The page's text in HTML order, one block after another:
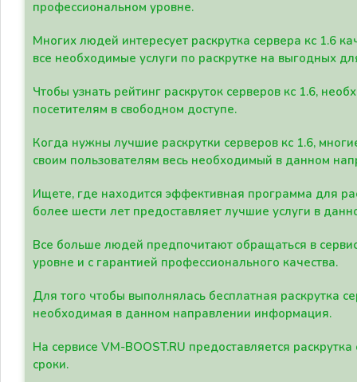
профессиональном уровне.
Многих людей интересует раскрутка сервера кс 1.6
все необходимые услуги по раскрутке на выгодных
Чтобы узнать рейтинг раскруток серверов кс 1.6,
посетителям в свободном доступе.
Когда нужны лучшие раскрутки серверов кс 1.6,
своим пользователям весь необходимый в данном
Ищете, где находится эффективная программа для
более шести лет предоставляет лучшие услуги в
Все больше людей предпочитают обращаться в
уровне и с гарантией профессионального качества.
Для того чтобы выполнялась бесплатная раскрутка
необходимая в данном направлении информация.
На сервисе VM-BOOST.RU предоставляется
сроки.